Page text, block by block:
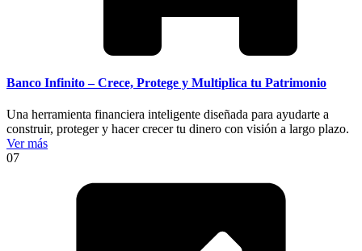
Banco Infinito – Crece, Protege y Multiplica tu Patrimonio
Una herramienta financiera inteligente diseñada para ayudarte a
construir, proteger y hacer crecer tu dinero con visión a largo plazo.
Ver más
07